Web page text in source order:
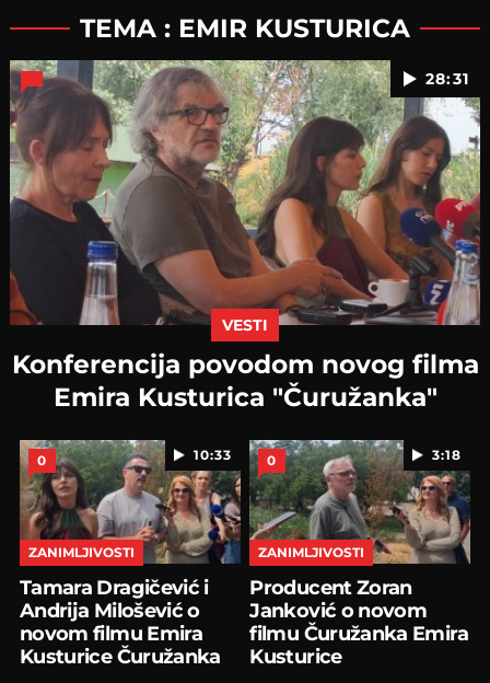
TEMA : EMIR KUSTURICA
28:31
VESTI
Konferencija povodom novog filma
Emira Kusturica "Čuružanka"
10:33
0
ZANIMLJIVOSTI
Tamara Dragičević i
Andrija Milošević o
novom filmu Emira
Kusturice Čuružanka
3:18
0
ZANIMLJIVOSTI
Producent Zoran
Janković o novom
filmu Čuružanka Emira
Kusturice